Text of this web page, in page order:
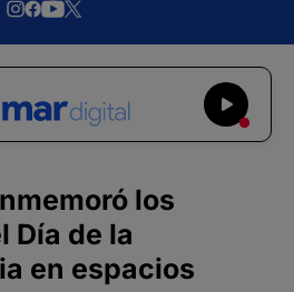
los
Día de la
en espacios